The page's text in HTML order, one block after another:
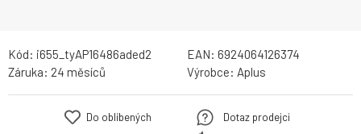
Kód: i655_tyAP16486aded2 EAN: 6924064126374
Záruka: 24 měsíců Výrobce: Aplus
Do oblíbených
Dotaz prodejci